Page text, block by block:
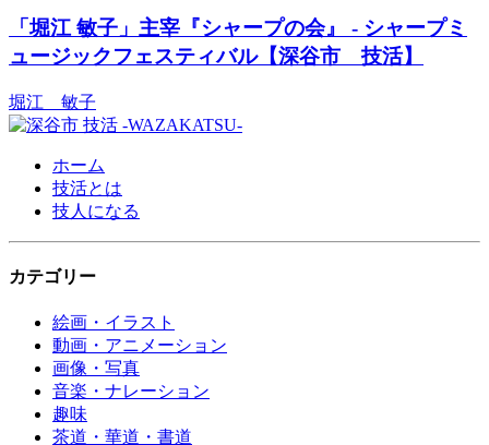
「堀江 敏子」主宰『シャープの会』 - シャープミ
ュージックフェスティバル【深谷市 技活】
堀江 敏子
ホーム
技活とは
技人になる
カテゴリー
絵画・イラスト
動画・アニメーション
画像・写真
音楽・ナレーション
趣味
茶道・華道・書道